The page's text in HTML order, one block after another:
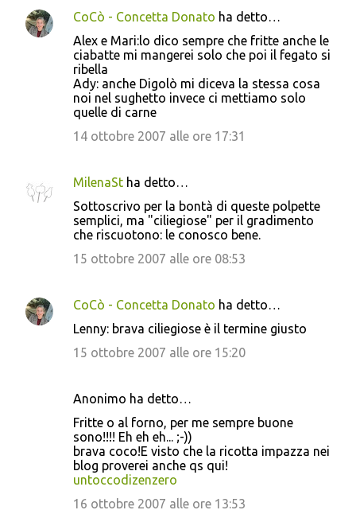
CoCò - Concetta Donato ha detto…
Alex e Mari:lo dico sempre che fritte anche le
ciabatte mi mangerei solo che poi il fegato si
ribella
Ady: anche Digolò mi diceva la stessa cosa
noi nel sughetto invece ci mettiamo solo
quelle di carne
14 ottobre 2007 alle ore 17:31
MilenaSt ha detto…
Sottoscrivo per la bontà di queste polpette
semplici, ma "ciliegiose" per il gradimento
che riscuotono: le conosco bene.
15 ottobre 2007 alle ore 08:53
CoCò - Concetta Donato ha detto…
Lenny: brava ciliegiose è il termine giusto
15 ottobre 2007 alle ore 15:20
Anonimo ha detto…
Fritte o al forno, per me sempre buone
sono!!!! Eh eh eh... ;-))
brava coco!E visto che la ricotta impazza nei
blog proverei anche qs qui!
untoccodizenzero
16 ottobre 2007 alle ore 13:53